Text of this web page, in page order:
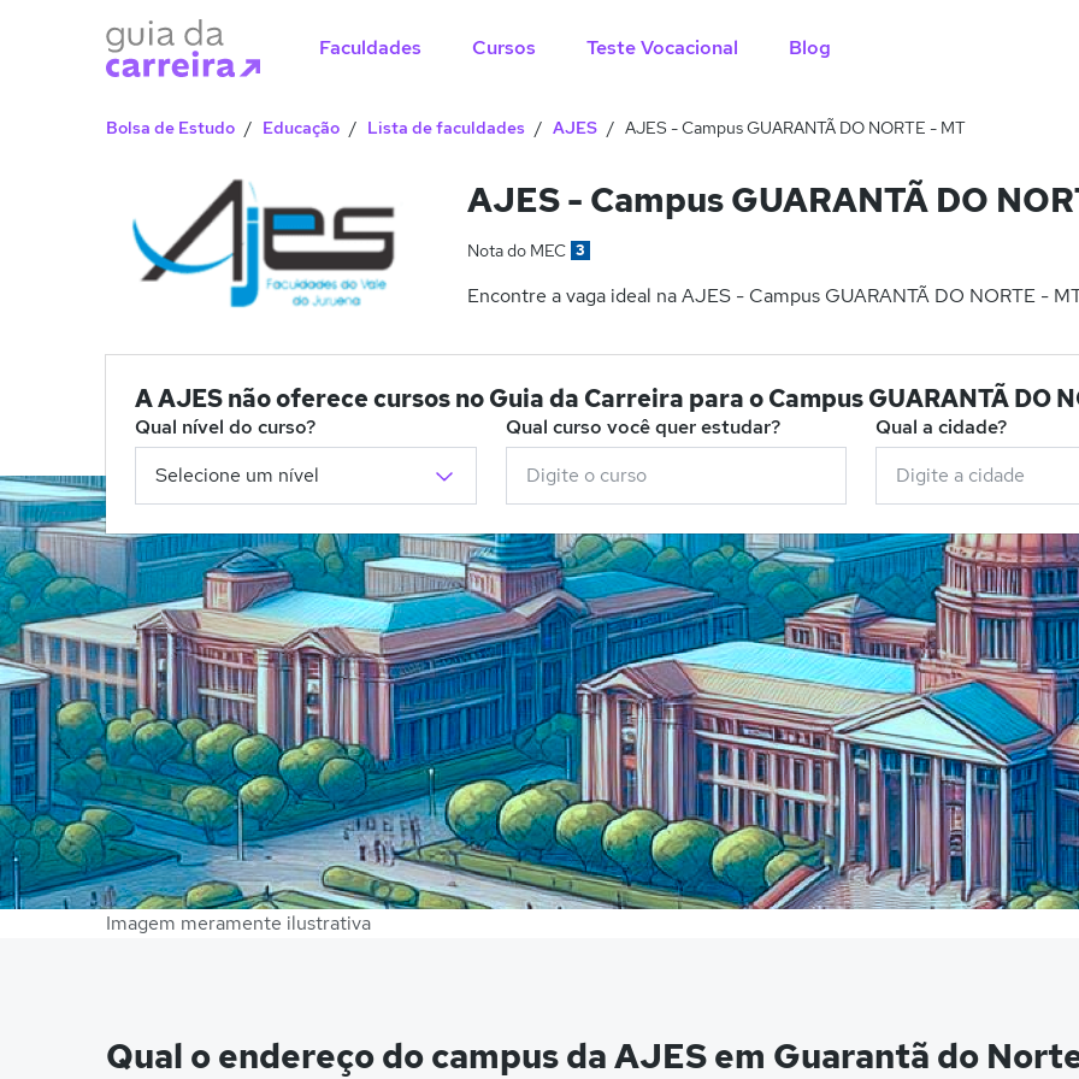
Faculdades Cursos Teste Vocacional Blog
Bolsa de Estudo Educação Lista de faculdades AJES AJES - Campus GUARANTÃ DO NORTE - MT
AJES - Campus GUARANTÃ DO
Nota do MEC 3
Encontre a vaga ideal na AJES - Campus GUARANTÃ DO NORTE -
A AJES não oferece cursos no Guia da Carreira para o Campus GUARANTÃ DO
Qual nível do curso? Qual curso você quer estudar? Qual a cidade?
Imagem meramente ilustrativa
Qual o endereço do campus da AJES em Guarantã do